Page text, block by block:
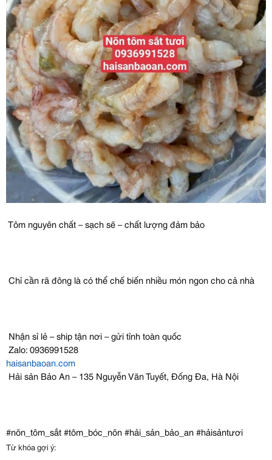
Tôm nguyên chất – sạch sẽ – chất lượng đảm bảo
Chỉ cần rã đông là có thể chế biến nhiều món ngon cho cả nhà
Nhận sỉ lẻ – ship tận nơi – gửi tỉnh toàn quốc
Zalo: 0936991528
haisanbaoan.com
Hải sản Bảo An – 135 Nguyễn Văn Tuyết, Đống Đa, Hà Nội
#nõn_tôm_sắt #tôm_bóc_nõn #hải_sản_bảo_an #hảisảntươi
Từ khóa gợi ý: